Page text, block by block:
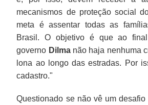
mecanismos de proteção social
meta é assentar todas as
Brasil. O objetivo é que ao
governo Dilmanão haja nenhuma
lona ao longo das estradas. Por
cadastro."
Questionado se não vê um